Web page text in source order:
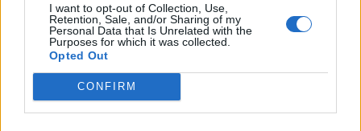
I want to opt-out of Collection, Use,
Retention, Sale, and/or Sharing of my
Personal Data that Is Unrelated with the
Purposes for which it was collected.
Opted Out
CONFIRM